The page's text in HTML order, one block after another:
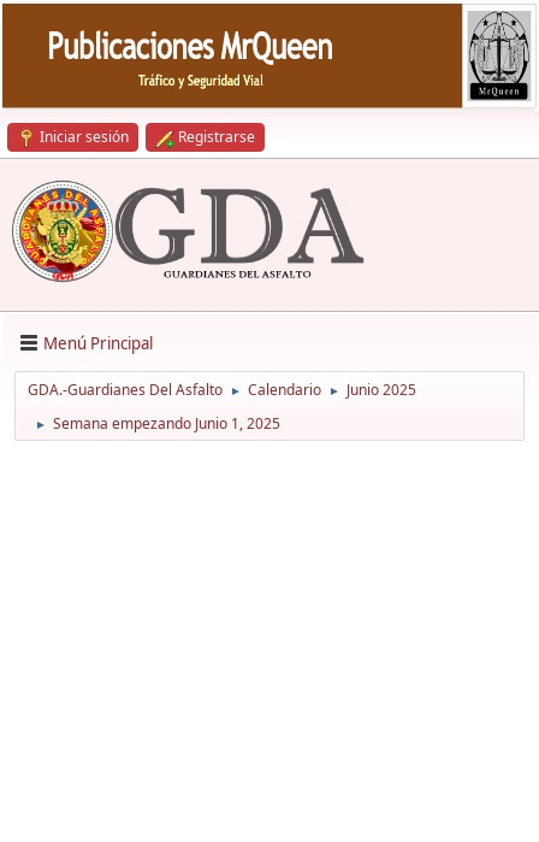
Iniciar sesión Registrarse
Menú Principal
GDA.-Guardianes Del Asfalto ► Calendario ► Junio 2025
► Semana empezando Junio 1, 2025